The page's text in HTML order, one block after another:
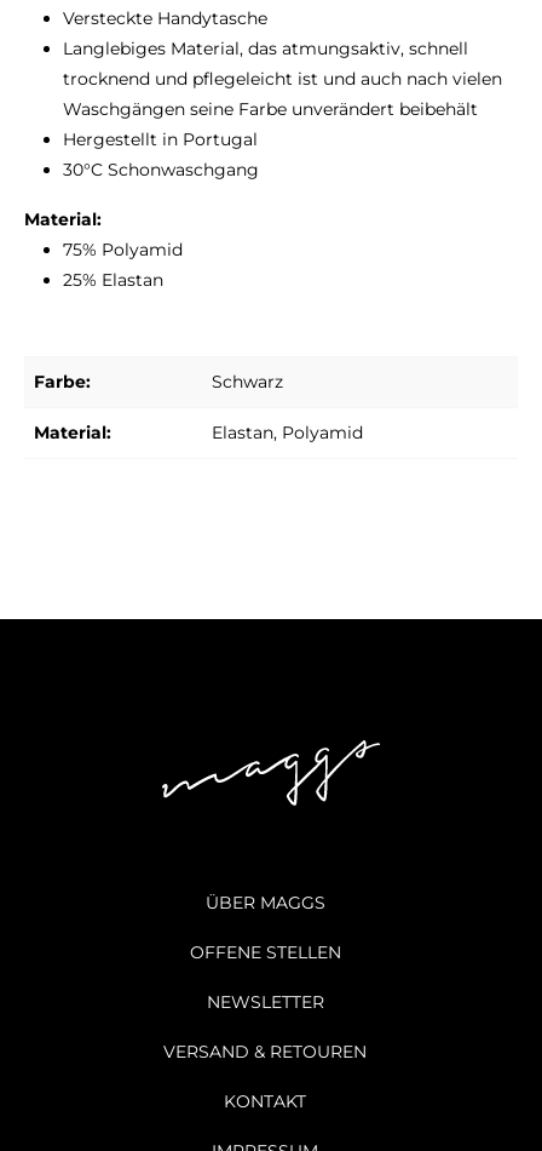
Versteckte Handytasche
Langlebiges Material, das atmungsaktiv, schnell
trocknend und pflegeleicht ist und auch nach vielen
Waschgängen seine Farbe unverändert beibehält
Hergestellt in Portugal
30°C Schonwaschgang
Material:
75% Polyamid
25% Elastan
Farbe: Schwarz
Material: Elastan, Polyamid
ÜBER MAGGS
OFFENE STELLEN
NEWSLETTER
VERSAND & RETOUREN
KONTAKT